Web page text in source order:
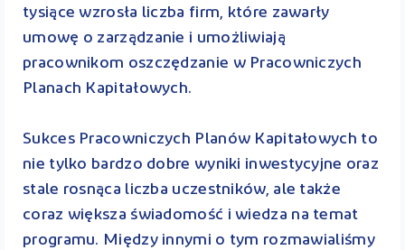
tysiące wzrosła liczba firm, które zawarły
umowę o zarządzanie i umożliwiają
pracownikom oszczędzanie w Pracowniczych
Planach Kapitałowych.
Sukces Pracowniczych Planów Kapitałowych to
nie tylko bardzo dobre wyniki inwestycyjne oraz
stale rosnąca liczba uczestników, ale także
coraz większa świadomość i wiedza na temat
programu. Między innymi o tym rozmawialiśmy